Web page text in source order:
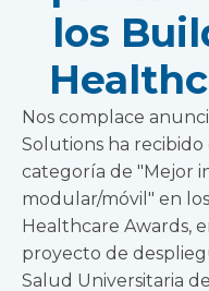
los
Nos complace
Solutions ha
categoría de "Mejor
modular/móvil" en
Healthcare Awards,
proyecto de
Salud Universitaria